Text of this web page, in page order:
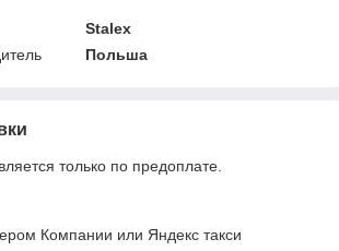
Stalex
Польша
только по предоплате.
Компании или Яндекс такси